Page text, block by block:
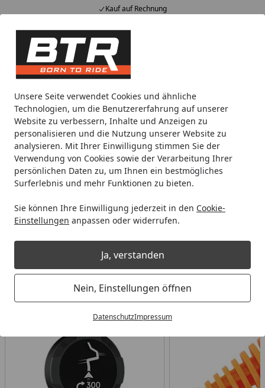
Unsere Seite verwendet Cookies und ähnliche
Technologien, um die Benutzererfahrung auf unserer
Website zu verbessern, Inhalte und Anzeigen zu
personalisieren und die Nutzung unserer Website zu
analysieren. Mit Ihrer Einwilligung stimmen Sie der
Verwendung von Cookies sowie der Verarbeitung Ihrer
persönlichen Daten zu, um Ihnen ein bestmögliches
Surferlebnis und mehr Funktionen zu bieten.
Sie können Ihre Einwilligung jederzeit in den Cookie-
Einstellungen anpassen oder widerrufen.
Ja, verstanden
Nein, Einstellungen öffnen
DatenschutzImpressum
Alle Produkte
Mein Konto
Suchen
Noch 2 Tage und 9 Stunden
Spare bis zu 35% auf EVOLIFT® Zentralständer
von BTR!
Startseite
Motorradteile & Ersatzteile
Motorradteile & Ersatzteile
Tools findest Du über 25.000 Motorradteile für Dein Bike.
VonLeoVinceundAkrapovič Auspuffanlagen über
KellermannLED-Blinker bis zuGiviGepäcksystemen —
alles aus einer Hand, schnell geliefert.
Wählen Sie Ihre Wunschkategorie